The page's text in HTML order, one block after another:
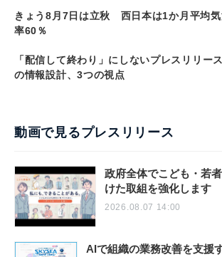
きょう8月7日は立秋 西日本は1か月平均
率60％
「配信して終わり」にしないプレスリリー
の情報設計、3つの視点
動画で見るプレスリリース
政府全体でこども・若
けた取組を強化します
2026.08.07 14:00
AIで組織の業務改善を支援